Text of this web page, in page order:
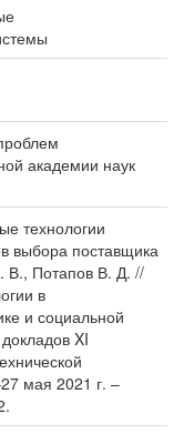
академии наук
технологии
выбора поставщика
В., Потапов В. Д. //
в
и социальной
XI
мая 2021 г. –